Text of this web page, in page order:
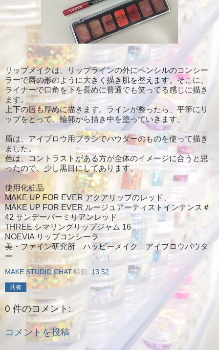
リップメイクは、リップラインの外にペンシルのコンシー
ラーで唇の形のように大きく描き肌を整えます。そこに、
ライナーで口角を下を長めに普通でも笑ってる感じに描き
ます。
上下の唇も厚めに描きます。ラインが整ったら、平筆にリ
ップをとって、輪郭から描き中を塗っていきます。
眉は、アイブロウ用ブラシでパウダーのものを使って描き
ました。
色は、コントラストがある方が全体のイメージに合うと思
ったので、少し黒目にしてあります。
使用化粧品
MAKE UP FOR EVER アクアリップのレッド、
MAKE UP FOR EVER ルージュアーティストインテンス＃
42 サンデーバーミリアンレッド
THREE シマリングリップジャム 16
NOEVIA リップコンシーラ
美・ファイン研究所 ハッピーメイク アイブロウパウダ
ー
MAKE STUDIO CHAT 時刻: 13:52
共有
0 件のコメント:
コメントを投稿